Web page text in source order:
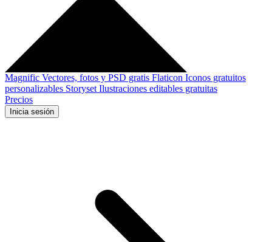
Magnific Vectores, fotos y PSD gratis Flaticon Iconos gratuitos
personalizables Storyset Ilustraciones editables gratuitas
Precios
Inicia sesión